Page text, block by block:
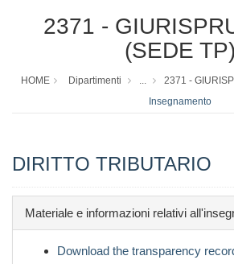
2371 -
(SEDE TP)
HOME Dipartimenti ...
2371 -
Insegnamento
DIRITTO TRIBUTARIO
Materiale e informazioni relativi
Download the transparency